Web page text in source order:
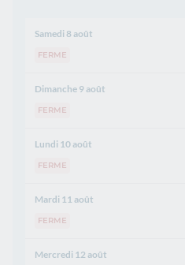
Samedi 8 août
FERME
Dimanche 9 août
FERME
Lundi 10 août
FERME
Mardi 11 août
FERME
Mercredi 12 août